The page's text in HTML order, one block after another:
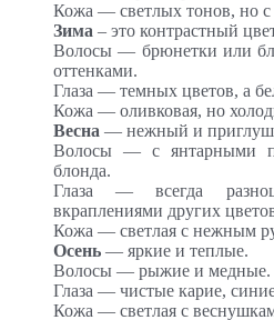
Кожа — светлых тонов, но с
Зима – это контрастный
Волосы — брюнетки или
оттенками.
Глаза — темных цветов, а
Кожа — оливковая, но
Весна — нежный и
Волосы — с янтарными
блонда.
Глаза — всегда
вкраплениями других
Кожа — светлая с нежным
Осень — яркие и теплые.
Волосы — рыжие и медные.
Глаза — чистые карие,
Кожа — светлая с